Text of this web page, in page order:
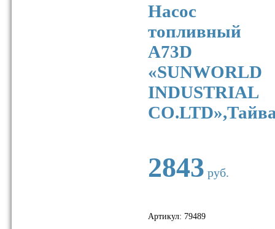
Насос
топливный
A73D
«SUNWORLD
INDUSTRIAL
2843 руб.
Артикул: 79489